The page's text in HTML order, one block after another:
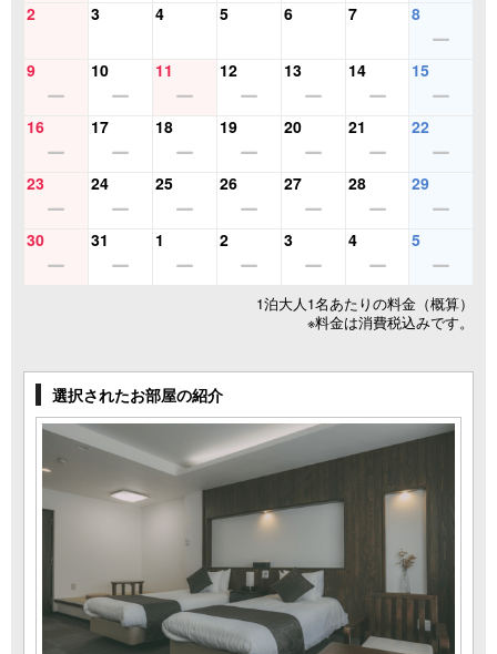
2 3 4 5 6 7 8
9 10 11 12 13 14 15
16 17 18 19 20 21 22
23 24 25 26 27 28 29
30 31 1 2 3 4 5
1泊大人1名あたりの料金（概算）
※料金は消費税込みです。
選択されたお部屋の紹介